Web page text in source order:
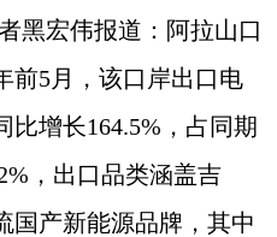
黑宏伟报道：阿拉山口
前5月，该口岸出口电
比增长164.5%，占同期
，出口品类涵盖吉
国产新能源品牌，其中